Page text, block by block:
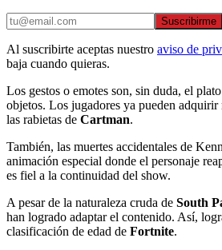
Suscribirme
Al suscribirte aceptas nuestro aviso de
baja cuando quieras.
Los gestos o emotes son, sin duda, el
objetos. Los jugadores ya pueden
las rabietas de Cartman.
También, las muertes accidentales de
animación especial donde el personaje
es fiel a la continuidad del show.
A pesar de la naturaleza cruda de South
han logrado adaptar el contenido. Así,
clasificación de edad de Fortnite.